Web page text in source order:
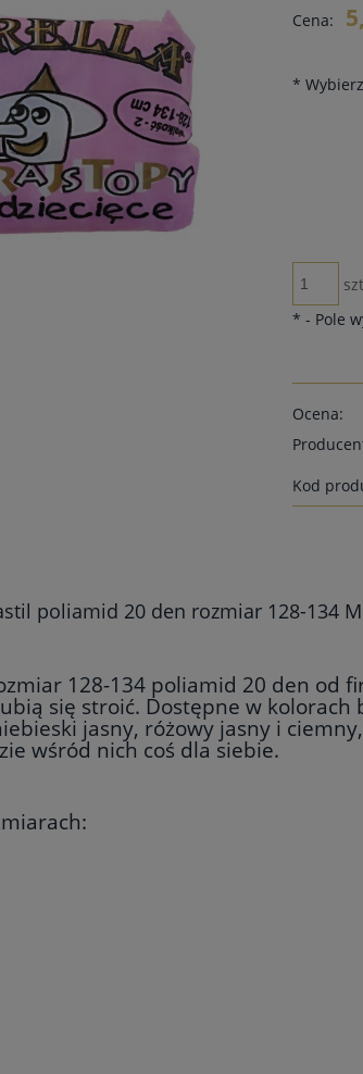
Cena:
*
* - Pole
Ocena:
Kod
poliamid 20 den rozmiar 128-134
128-134 poliamid 20 den od
się stroić. Dostępne w
jasny, różowy jasny i
wśród nich coś dla siebie.